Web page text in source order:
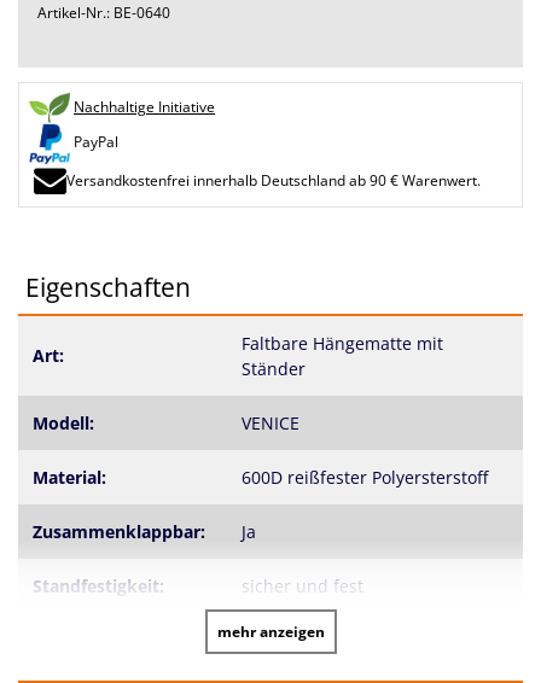
Artikel-Nr.: BE-0640
Nachhaltige Initiative
PayPal
Versandkostenfrei innerhalb Deutschland ab 90 € Warenwert.
Eigenschaften
Art:
Faltbare Hängematte mit
Ständer
Modell: VENICE
Material: 600D reißfester Polyersterstoff
Zusammenklappbar: Ja
Standfestigkeit: sicher und fest
150 kg
mehr anzeigen